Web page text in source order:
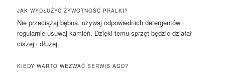
JAK WYDŁUŻYĆ ŻYWOTNOŚĆ PRALKI?
Nie przeciążaj bębna, używaj odpowiednich detergentów i
regularnie usuwaj kamień. Dzięki temu sprzęt będzie działał
ciszej i dłużej.
KIEDY WARTO WEZWAĆ SERWIS AGD?